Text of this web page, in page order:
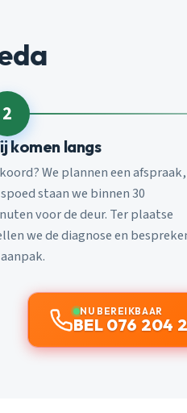
2
komen langs
We plannen een afspraak,
staan we binnen 30
voor de deur. Ter plaatse
we de diagnose en
NU BEREIKBAAR
BEL 076 204